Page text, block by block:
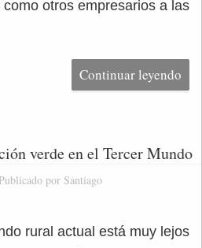
otros empresarios a las
Continuar leyendo
verde en el Tercer Mundo
Publicado por Santiago
rural actual está muy lejos